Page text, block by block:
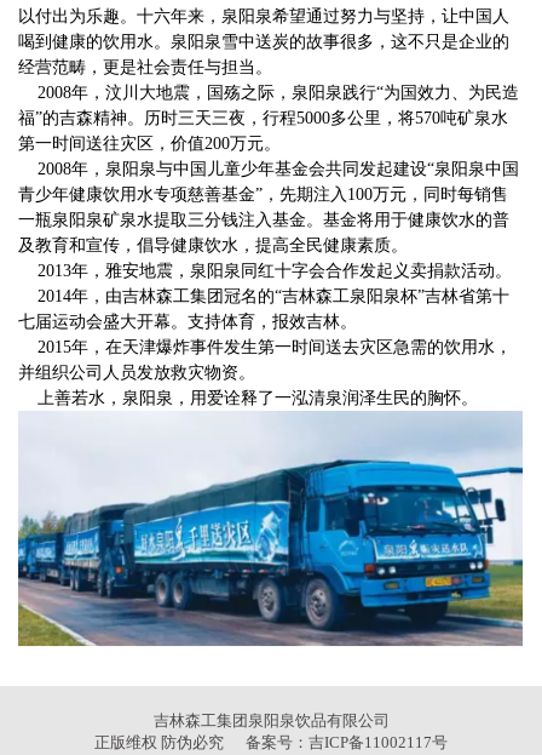
以付出为乐趣。十六年来，泉阳泉希望通过努力与坚持，让中国人
喝到健康的饮用水。泉阳泉雪中送炭的故事很多，这不只是企业的
经营范畴，更是社会责任与担当。
2008年，汶川大地震，国殇之际，泉阳泉践行“为国效力、为民造
福”的吉森精神。历时三天三夜，行程5000多公里，将570吨矿泉水
第一时间送往灾区，价值200万元。
2008年，泉阳泉与中国儿童少年基金会共同发起建设“泉阳泉中国
青少年健康饮用水专项慈善基金”，先期注入 100万元，同时每销售
一瓶泉阳泉矿泉水提取三分钱注入基金。基金将用于健康饮水的普
及教育和宣传，倡导健康饮水，提高全民健康素质。
2013年，雅安地震，泉阳泉同红十字会合作发起义卖捐款活动。
2014年，由吉林森工集团冠名的“吉林森工泉阳泉杯”吉林省第十
七届运动会盛大开幕。支持体育，报效吉林。
2015年，在天津爆炸事件发生第一时间送去灾区急需的饮用水，
并组织公司人员发放救灾物资。
上善若水，泉阳泉，用爱诠释了一泓清泉润泽生民的胸怀。
吉林森工集团泉阳泉饮品有限公司
正版维权 防伪必究 备案号：吉ICP备11002117号